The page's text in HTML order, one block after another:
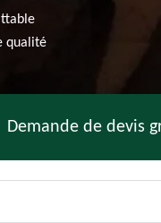
qualité
Demande de devis